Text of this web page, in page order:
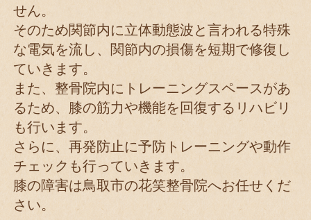
せん。
そのため関節内に立体動態波と言われる特殊
な電気を流し、関節内の損傷を短期で修復し
ていきます。
また、整骨院内にトレーニングスペースがあ
るため、膝の筋力や機能を回復するリハビリ
も行います。
さらに、再発防止に予防トレーニングや動作
チェックも行っていきます。
膝の障害は鳥取市の花笑整骨院へお任せくだ
さい。